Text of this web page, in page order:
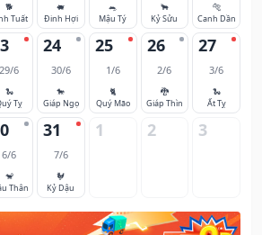
🐕
Tuất
🐖
Đinh Hợi
🐀
Mậu Tý
🐂
Kỷ Sửu
🐅
Canh Dần
29/6
🐍
Tỵ
24
30/6
🐎
Giáp Ngọ
25
1/6
🐈
Quý Mão
26
2/6
🐉
Giáp Thìn
27
3/6
🐍
Ất Tỵ
6/6
🐒
Thân
31
7/6
🐓
Kỷ Dậu
1 2 3